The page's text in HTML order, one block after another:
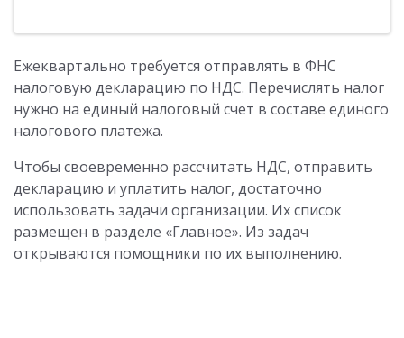
Ежеквартально требуется отправлять в ФНС
налоговую декларацию по НДС. Перечислять налог
нужно на единый налоговый счет в составе единого
налогового платежа.
Чтобы своевременно рассчитать НДС, отправить
декларацию и уплатить налог, достаточно
использовать задачи организации. Их список
размещен в разделе «Главное». Из задач
открываются помощники по их выполнению.